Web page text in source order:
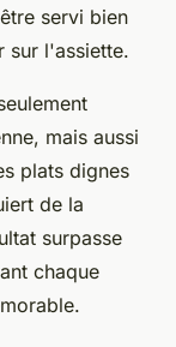
servi bien
sur l'assiette.
mais aussi
plats dignes
de la
surpasse
chaque